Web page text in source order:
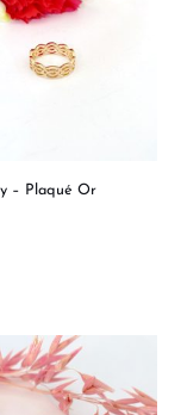
– Plaqué Or